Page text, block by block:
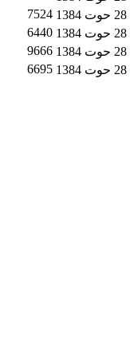
28 حوت 1384
7524
28 حوت 1384
6440
28 حوت 1384
9666
28 حوت 1384 6695